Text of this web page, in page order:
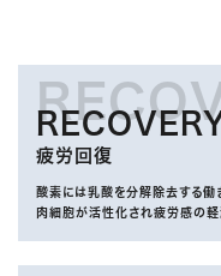
疲労回復
酸素には乳酸を分解除去する働
肉細胞が活性化され疲労感の軽